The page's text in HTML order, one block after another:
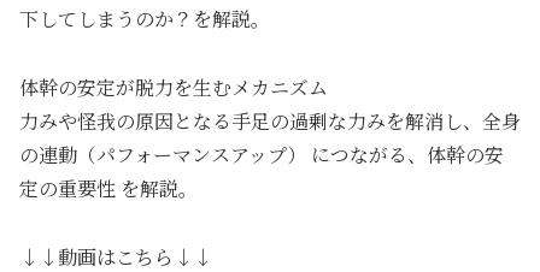
下してしまうのか？を解説。
体幹の安定が脱力を生むメカニズム
力みや怪我の原因となる手足の過剰な力みを解消し、全身
の連動（パフォーマンスアップ） につながる、体幹の安
定の重要性 を解説。
↓↓動画はこちら↓↓